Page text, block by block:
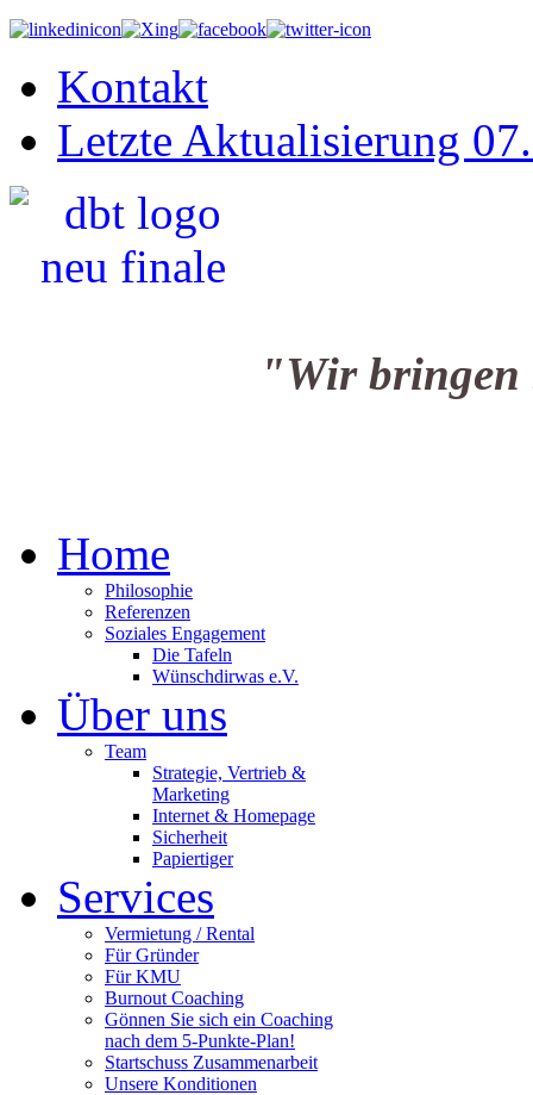
Kontakt
Letzte Aktualisierung
"Wir bringen Sie
Home
Philosophie
Referenzen
Soziales Engagement
Die Tafeln
Wünschdirwas e.V.
Über uns
Team
Strategie, Vertrieb &
Marketing
Internet & Homepage
Sicherheit
Papiertiger
Services
Vermietung / Rental
Für Gründer
Für KMU
Burnout Coaching
Gönnen Sie sich ein Coaching
nach dem 5-Punkte-Plan!
Startschuss Zusammenarbeit
Unsere Konditionen